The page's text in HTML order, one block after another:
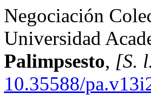
Negociación
Universidad
Palimpsesto, [S.
10.35588/